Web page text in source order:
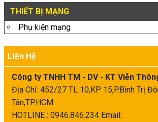
THIẾT BỊ MẠNG
Phụ kiện mạng
Liên Hệ
Công ty TNHH TM - DV - KT Viễn
Địa Chỉ: 452/27 TL 10,KP 15,P.Bình Trị
Tân,TPHCM.
HOTLINE : 0946.846.234 Email: